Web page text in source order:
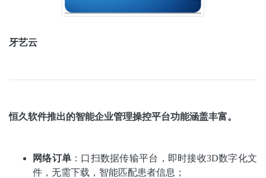
牙艺云
恒久软件推出的智能企业管理操控平台功能涵盖丰富。
网络订单 ：口扫数据传输平台，即时接收3D数字化文
件，无需下载，智能匹配患者信息；